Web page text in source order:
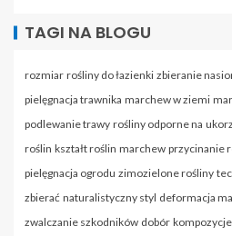
TAGI NA BLOGU
rozmiar rośliny do łazienki zbieranie
pielęgnacja trawnika marchew w ziemi
podlewanie trawy rośliny odporne na
roślin kształt roślin marchew przycinanie
pielęgnacja ogrodu zimozielone rośliny
zbierać naturalistyczny styl deformacja
zwalczanie szkodników dobór